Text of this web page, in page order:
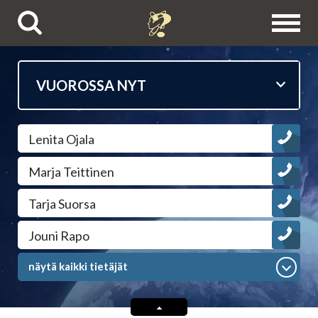
Puhelinpalvelut
Tietäjien esittelyt
Astrologit
Ennustajat
Selvänäkijät
Lenita Ojala
Marja Teittinen
Tarja Suorsa
Jouni Rapo
näytä kaikki tietäjät